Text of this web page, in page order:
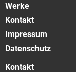
Werke
Kontakt
Impressum
Datenschutz
Kontakt